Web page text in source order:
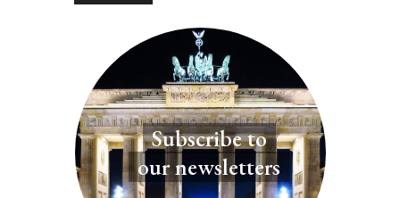
Subscribe to
our newsletters